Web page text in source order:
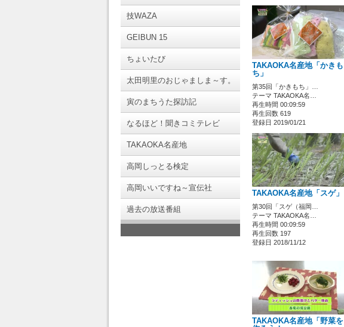
技WAZA
GEIBUN 15
ちょいたび
太田明里のおじゃましま～す。
寅のまちうた探訪記
なるほど！聞きコミテレビ
TAKAOKA名産地
高岡しっとる検定
高岡いいですね～宣伝社
過去の放送番組
TAKAOKA名産地「かきも
ち」
第35回「かきもち」…
テーマ TAKAOKA名…
再生時間 00:09:59
再生回数 619
登録日 2019/01/21
TAKAOKA名産地「スゲ」
第30回「スゲ（福岡…
テーマ TAKAOKA名…
再生時間 00:09:59
再生回数 197
登録日 2018/11/12
TAKAOKA名産地「野菜を